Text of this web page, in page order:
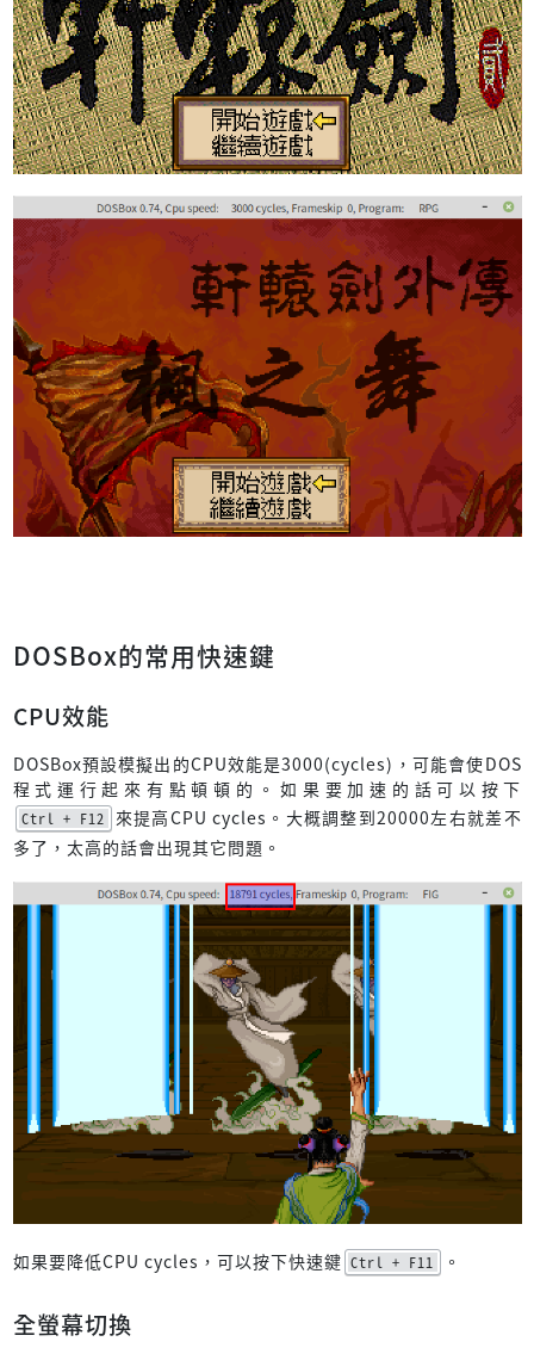
DOSBox的常用快速鍵
CPU效能
DOSBox預設模擬出的CPU效能是3000(cycles)，可能會使DOS
程式運行起來有點頓頓的。如果要加速的話可以按下
Ctrl + F12
來提高CPU cycles。大概調整到20000左右就差不
多了，太高的話會出現其它問題。
如果要降低CPU cycles，可以按下快速鍵 Ctrl + F11 。
全螢幕切換